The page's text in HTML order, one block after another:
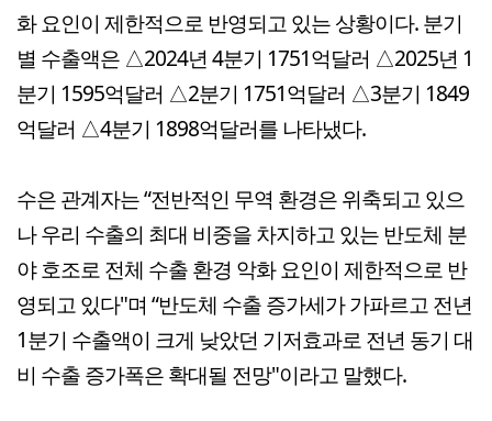
화 요인이 제한적으로 반영되고 있는 상황이다. 분기
별 수출액은 △2024년 4분기 1751억달러 △2025년 1
분기 1595억달러 △2분기 1751억달러 △3분기 1849
억달러 △4분기 1898억달러를 나타냈다.
수은 관계자는 “전반적인 무역 환경은 위축되고 있으
나 우리 수출의 최대 비중을 차지하고 있는 반도체 분
야 호조로 전체 수출 환경 악화 요인이 제한적으로 반
영되고 있다"며 “반도체 수출 증가세가 가파르고 전년
1분기 수출액이 크게 낮았던 기저효과로 전년 동기 대
비 수출 증가폭은 확대될 전망"이라고 말했다.